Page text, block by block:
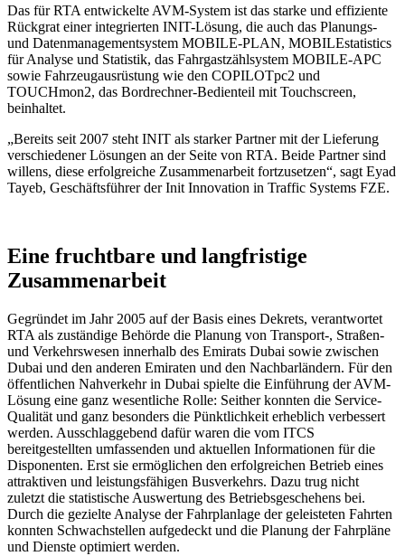
Das für RTA entwickelte AVM-System ist das starke und effiziente
Rückgrat einer integrierten INIT-Lösung, die auch das Planungs-
und Datenmanagementsystem MOBILE-PLAN, MOBILEstatistics
für Analyse und Statistik, das Fahrgastzählsystem MOBILE-APC
sowie Fahrzeugausrüstung wie den COPILOTpc2 und
TOUCHmon2, das Bordrechner-Bedienteil mit Touchscreen,
beinhaltet.
„Bereits seit 2007 steht INIT als starker Partner mit der Lieferung
verschiedener Lösungen an der Seite von RTA. Beide Partner sind
willens, diese erfolgreiche Zusammenarbeit fortzusetzen“, sagt Eyad
Tayeb, Geschäftsführer der Init Innovation in Traffic Systems FZE.
Eine fruchtbare und langfristige
Zusammenarbeit
Gegründet im Jahr 2005 auf der Basis eines Dekrets, verantwortet
RTA als zuständige Behörde die Planung von Transport-, Straßen-
und Verkehrswesen innerhalb des Emirats Dubai sowie zwischen
Dubai und den anderen Emiraten und den Nachbarländern. Für den
öffentlichen Nahverkehr in Dubai spielte die Einführung der AVM-
Lösung eine ganz wesentliche Rolle: Seither konnten die Service-
Qualität und ganz besonders die Pünktlichkeit erheblich verbessert
werden. Ausschlaggebend dafür waren die vom ITCS
bereitgestellten umfassenden und aktuellen Informationen für die
Disponenten. Erst sie ermöglichen den erfolgreichen Betrieb eines
attrak­tiven und leistungsfähigen Busverkehrs. Dazu trug nicht
zuletzt die statistische Auswertung des Betriebs­geschehens bei.
Durch die gezielte Analyse der Fahrplanlage der geleisteten Fahrten
konnten Schwachstellen aufgedeckt und die Planung der Fahrpläne
und Dienste optimiert werden.